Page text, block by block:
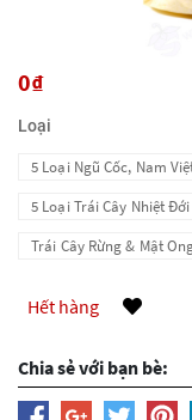
0₫
Loại
5 Loại Ngũ Cốc, Nam
5 Loại Trái Cây Nhiệt
Trái Cây Rừng & Mật
Hết hàng
Chia sẻ với bạn bè: